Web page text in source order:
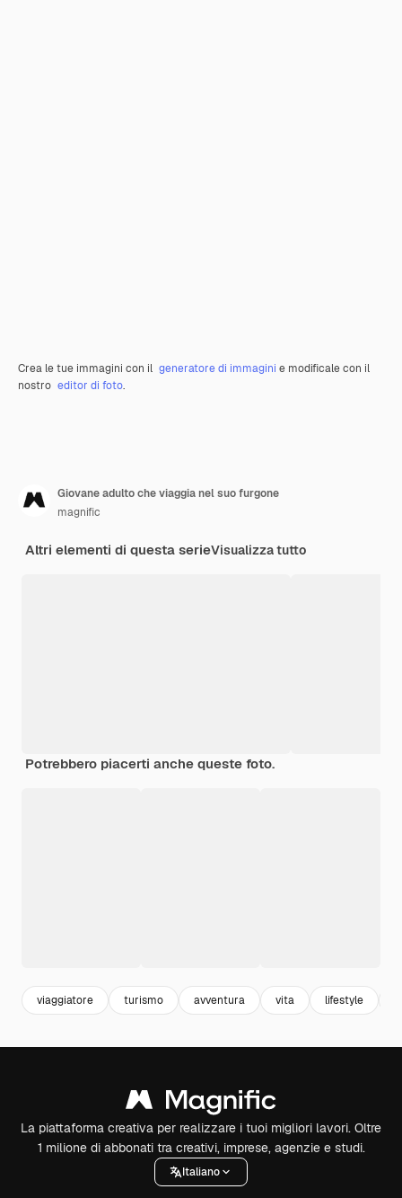
Crea le tue immagini con il generatore di immagini e modificale con il
nostro editor di foto.
Giovane adulto che viaggia nel suo furgone
magnific
Altri elementi di questa serieVisualizza tutto
Potrebbero piacerti anche queste foto.
viaggiatore turismo avventura vita lifestyle
La piattaforma creativa per realizzare i tuoi migliori lavori. Oltre
1 milione di abbonati tra creativi, imprese, agenzie e studi.
Italiano